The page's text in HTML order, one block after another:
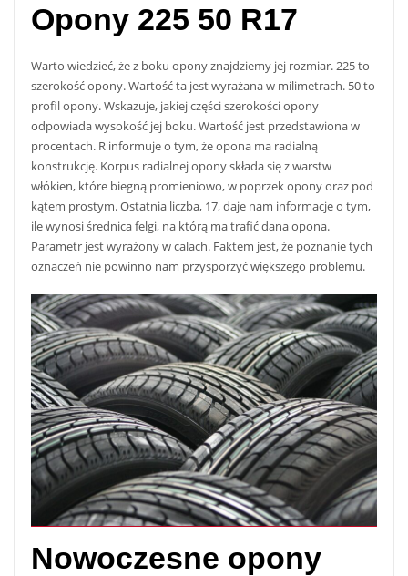
Opony 225 50 R17
Warto wiedzieć, że z boku opony znajdziemy jej rozmiar. 225 to
szerokość opony. Wartość ta jest wyrażana w milimetrach. 50 to
profil opony. Wskazuje, jakiej części szerokości opony
odpowiada wysokość jej boku. Wartość jest przedstawiona w
procentach. R informuje o tym, że opona ma radialną
konstrukcję. Korpus radialnej opony składa się z warstw
włókien, które biegną promieniowo, w poprzek opony oraz pod
kątem prostym. Ostatnia liczba, 17, daje nam informacje o tym,
ile wynosi średnica felgi, na którą ma trafić dana opona.
Parametr jest wyrażony w calach. Faktem jest, że poznanie tych
oznaczeń nie powinno nam przysporzyć większego problemu.
Nowoczesne opony